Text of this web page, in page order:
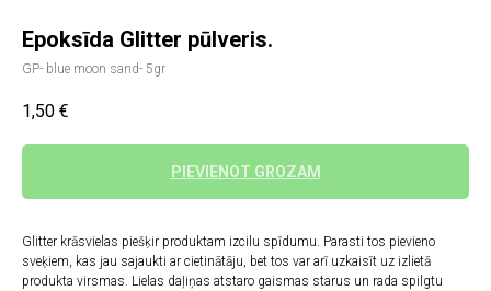
Epoksīda Glitter pūlveris.
GP- blue moon sand- 5gr
1,50 €
PIEVIENOT GROZAM
Glitter krāsvielas piešķir produktam izcilu spīdumu. Parasti tos pievieno
sveķiem, kas jau sajaukti ar cietinātāju, bet tos var arī uzkaisīt uz izlietā
produkta virsmas. Lielas daļiņas atstaro gaismas starus un rada spilgtu